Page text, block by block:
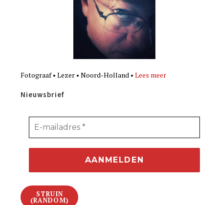
Fotograaf • Lezer • Noord-Holland •Lees meer
Nieuwsbrief
STRUIN
(RANDOM)